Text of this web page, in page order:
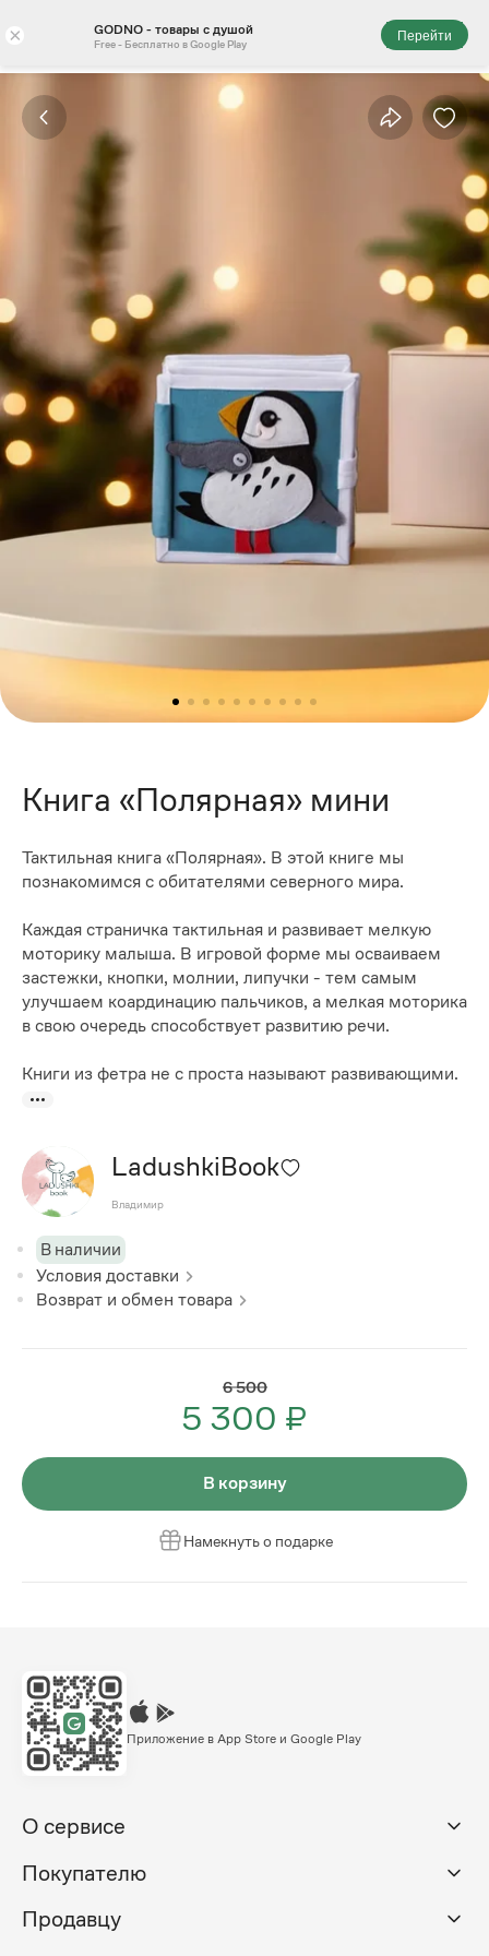
× GODNO - товары с душой
Free - Бесплатно в Google Play
Перейти
Книга «Полярная» мини
Тактильная книга «Полярная». В этой книге мы
познакомимся с обитателями северного мира.
Каждая страничка тактильная и развивает мелкую
моторику малыша. В игровой форме мы осваиваем
застежки, кнопки, молнии, липучки - тем самым
улучшаем коардинацию пальчиков, а мелкая моторика
в свою очередь способствует развитию речи.
Книги из фетра не с проста называют развивающими.
LadushkiBook
Владимир
В наличии
Условия доставки
Возврат и обмен товара
6 500
5 300 ₽
В корзину
Намекнуть о подарке
Приложение в App Store и Google Play
О сервисе
Покупателю
Продавцу